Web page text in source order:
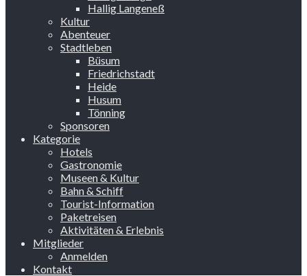
Hallig Langeneß
Kultur
Abenteuer
Stadtleben
Büsum
Friedrichstadt
Heide
Husum
Tönning
Sponsoren
Kategorie
Hotels
Gastronomie
Museen & Kultur
Bahn & Schiff
Tourist-Information
Paketreisen
Aktivitäten & Erlebnis
Mitglieder
Anmelden
Kontakt